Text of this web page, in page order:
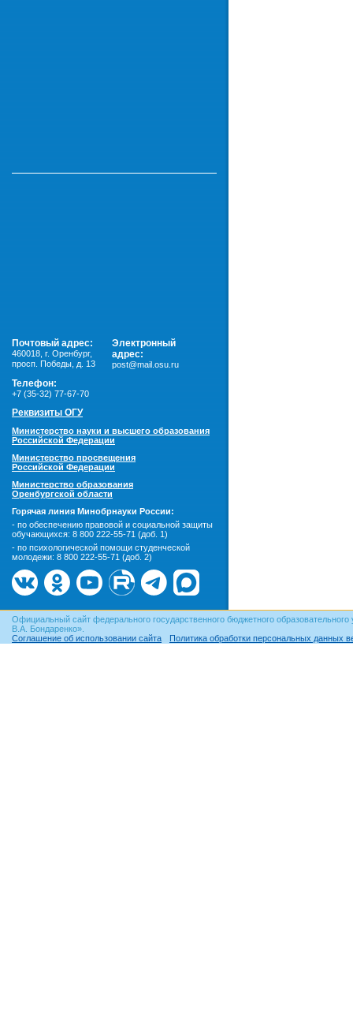
Почтовый адрес:
460018 г. Оренбург,
просп. Победы, д. 13
Электронный
адрес:
post@mail.osu.ru
Телефон:
+7 (35-32) 77-67-70
Реквизиты ОГУ
Министерство науки и высшего образования
Российской Федерации
Министерство просвещения
Российской Федерации
Министерство образования
Оренбургской области
Горячая линия Минобрнауки России:
- по обеспечению правовой и социальной защиты
обучающихся: 8 800 222-55-71 (доб. 1)
- по психологической помощи студенческой
молодежи: 8 800 222-55-71 (доб. 2)
Официальный сайт федерального государственного бюджетного
В.А. Бондаренко».
Соглашение об использовании сайта
Политика обработки персональных данных